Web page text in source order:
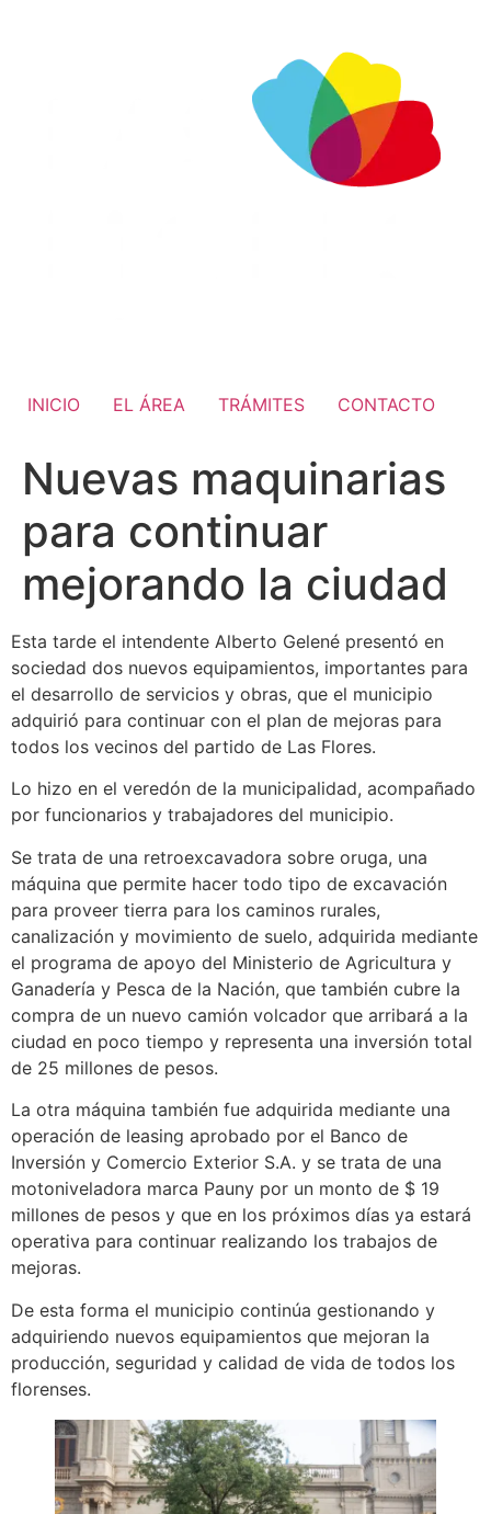
INICIO EL ÁREA TRÁMITES CONTACTO
Nuevas maquinarias
para continuar
mejorando la ciudad
Esta tarde el intendente Alberto Gelené presentó en
sociedad dos nuevos equipamientos, importantes para
el desarrollo de servicios y obras, que el municipio
adquirió para continuar con el plan de mejoras para
todos los vecinos del partido de Las Flores.
Lo hizo en el veredón de la municipalidad, acompañado
por funcionarios y trabajadores del municipio.
Se trata de una retroexcavadora sobre oruga, una
máquina que permite hacer todo tipo de excavación
para proveer tierra para los caminos rurales,
canalización y movimiento de suelo, adquirida mediante
el programa de apoyo del Ministerio de Agricultura y
Ganadería y Pesca de la Nación, que también cubre la
compra de un nuevo camión volcador que arribará a la
ciudad en poco tiempo y representa una inversión total
de 25 millones de pesos.
La otra máquina también fue adquirida mediante una
operación de leasing aprobado por el Banco de
Inversión y Comercio Exterior S.A. y se trata de una
motoniveladora marca Pauny por un monto de $ 19
millones de pesos y que en los próximos días ya estará
operativa para continuar realizando los trabajos de
mejoras.
De esta forma el municipio continúa gestionando y
adquiriendo nuevos equipamientos que mejoran la
producción, seguridad y calidad de vida de todos los
florenses.